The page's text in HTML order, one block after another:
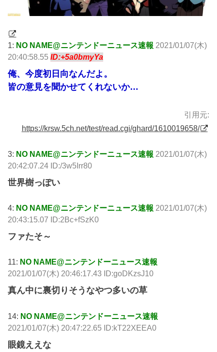
1: NO NAME@ニンテンドーニュース速報 2021/01/07(木)
20:40:58.55ID:+5a0bmyYa
俺、今度初日向なんだよ。
皆の意見を聞かせてくれないか…
引用元:
https://krsw.5ch.net/test/read.cgi/ghard/1610019658/
3: NO NAME@ニンテンドーニュース速報 2021/01/07(木)
20:42:07.24 ID:/3w5Irr80
世界樹っぽい
4: NO NAME@ニンテンドーニュース速報 2021/01/07(木)
20:43:15.07 ID:2Bc+fSzK0
ファたそ～
11: NO NAME@ニンテンドーニュース速報
2021/01/07(木) 20:46:17.43 ID:goDKzsJ10
真ん中に裏切りそうなやつ多いの草
14: NO NAME@ニンテンドーニュース速報
2021/01/07(木) 20:47:22.65 ID:kT22XEEA0
眼鏡ええな